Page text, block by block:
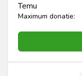
Temu
Maximum donatie: